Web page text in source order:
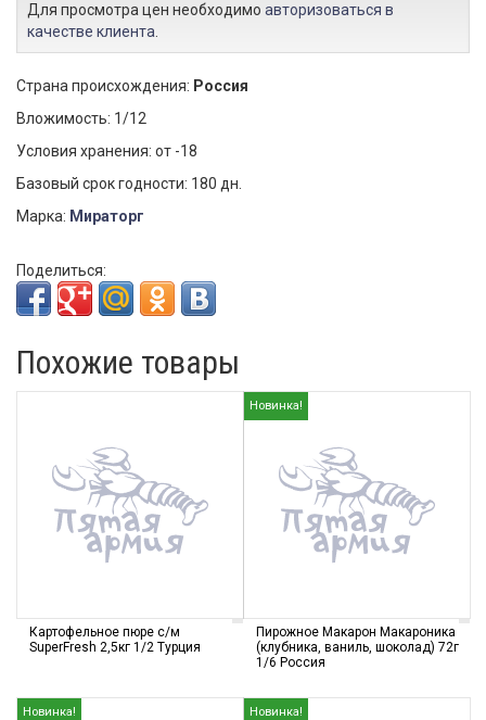
Для просмотра цен необходимо авторизоваться в
качестве клиента
Страна происхождения: Россия
Вложимость: 1/12
Условия хранения: от -18
Базовый срок годности: 180 дн.
Марка: Мираторг
Поделиться:
Похожие товары
Картофельное пюре с/м
SuperFresh 2,5кг 1/2 Турция
Новинка!
Пирожное Макарон Макароника
(клубника, ваниль, шоколад) 72г
1/6 Россия
Новинка! Новинка!